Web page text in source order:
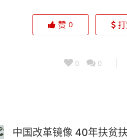
赞 0
0 0
中国改革镜像 40年扶贫